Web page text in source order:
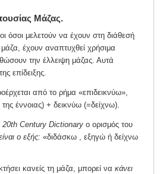
Μάζας.
όσοι μελετούν να έχουν στη διάθεσή
έχουν αναπτυχθεί χρήσιμα
την έλλειψη μάζας. Αυτά
επίδειξης.
από το ρήμα «επιδεικνύω»,
της έννοιας) + δεικνύω (=δείχνω).
20th Century Dictionary o ορισμός του
ο εξής: «διδάσκω , εξηγώ ή δείχνω
κανείς τη μάζα, μπορεί να κάνει